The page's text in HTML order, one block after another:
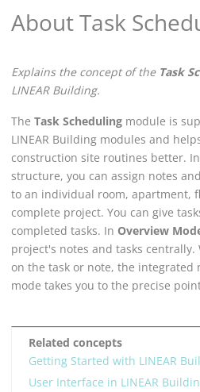
About Task
Explains the concept of the Task
LINEAR Building.
The Task Scheduling module is
LINEAR Building modules and
construction site routines better.
structure, you can assign notes
to an individual room, apartment,
complete project. You can give
completed tasks. In Overview
project's notes and tasks
on the task or note, the integrated
mode takes you to the precise
Related concepts
Getting Started with LINEAR
User Interface in LINEAR